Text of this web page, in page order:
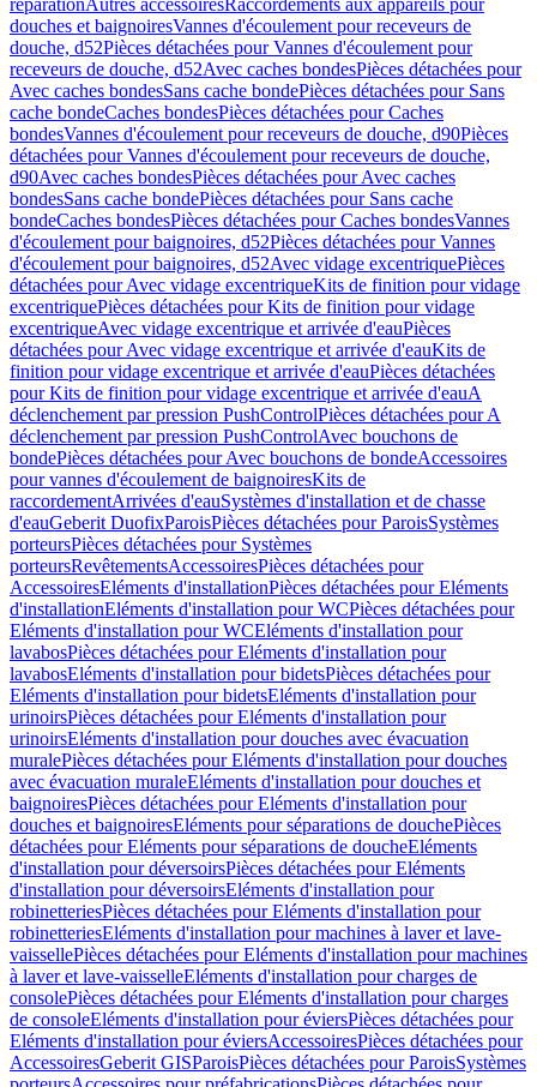
réparationAutres accessoiresRaccordements aux appareils pour
douches et baignoiresVannes d'écoulement pour receveurs de
douche, d52Pièces détachées pour Vannes d'écoulement pour
receveurs de douche, d52Avec caches bondesPièces détachées pour
Avec caches bondesSans cache bondePièces détachées pour Sans
cache bondeCaches bondesPièces détachées pour Caches
bondesVannes d'écoulement pour receveurs de douche, d90Pièces
détachées pour Vannes d'écoulement pour receveurs de douche,
d90Avec caches bondesPièces détachées pour Avec caches
bondesSans cache bondePièces détachées pour Sans cache
bondeCaches bondesPièces détachées pour Caches bondesVannes
d'écoulement pour baignoires, d52Pièces détachées pour Vannes
d'écoulement pour baignoires, d52Avec vidage excentriquePièces
détachées pour Avec vidage excentriqueKits de finition pour vidage
excentriquePièces détachées pour Kits de finition pour vidage
excentriqueAvec vidage excentrique et arrivée d'eauPièces
détachées pour Avec vidage excentrique et arrivée d'eauKits de
finition pour vidage excentrique et arrivée d'eauPièces détachées
pour Kits de finition pour vidage excentrique et arrivée d'eauA
déclenchement par pression PushControlPièces détachées pour A
déclenchement par pression PushControlAvec bouchons de
bondePièces détachées pour Avec bouchons de bondeAccessoires
pour vannes d'écoulement de baignoiresKits de
raccordementArrivées d'eauSystèmes d'installation et de chasse
d'eauGeberit DuofixParoisPièces détachées pour ParoisSystèmes
porteursPièces détachées pour Systèmes
porteursRevêtementsAccessoiresPièces détachées pour
AccessoiresEléments d'installationPièces détachées pour Eléments
d'installationEléments d'installation pour WCPièces détachées pour
Eléments d'installation pour WCEléments d'installation pour
lavabosPièces détachées pour Eléments d'installation pour
lavabosEléments d'installation pour bidetsPièces détachées pour
Eléments d'installation pour bidetsEléments d'installation pour
urinoirsPièces détachées pour Eléments d'installation pour
urinoirsEléments d'installation pour douches avec évacuation
muralePièces détachées pour Eléments d'installation pour douches
avec évacuation muraleEléments d'installation pour douches et
baignoiresPièces détachées pour Eléments d'installation pour
douches et baignoiresEléments pour séparations de douchePièces
détachées pour Eléments pour séparations de doucheEléments
d'installation pour déversoirsPièces détachées pour Eléments
d'installation pour déversoirsEléments d'installation pour
robinetteriesPièces détachées pour Eléments d'installation pour
robinetteriesEléments d'installation pour machines à laver et lave-
vaissellePièces détachées pour Eléments d'installation pour machines
à laver et lave-vaisselleEléments d'installation pour charges de
consolePièces détachées pour Eléments d'installation pour charges
de consoleEléments d'installation pour éviersPièces détachées pour
Eléments d'installation pour éviersAccessoiresPièces détachées pour
AccessoiresGeberit GISParoisPièces détachées pour ParoisSystèmes